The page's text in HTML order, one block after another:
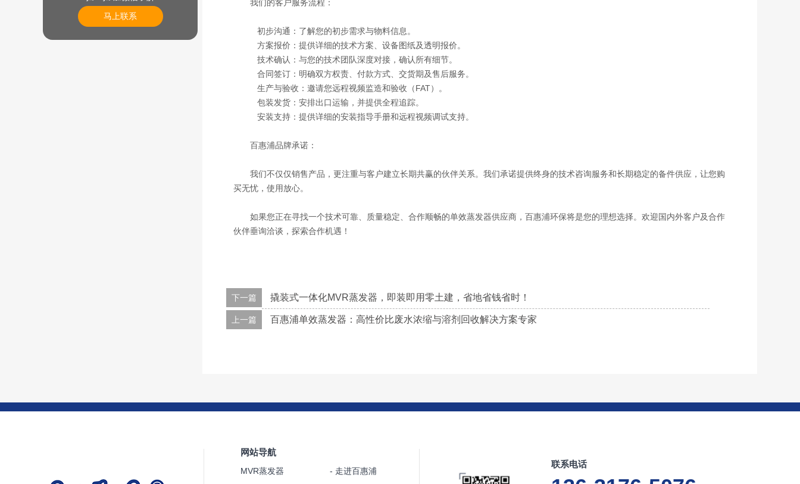
马上联系
我们的客户服务流程：
初步沟通：了解您的初步需求与物料信息。
方案报价：提供详细的技术方案、设备图纸及透明报价。
技术确认：与您的技术团队深度对接，确认所有细节。
合同签订：明确双方权责、付款方式、交货期及售后服务。
生产与验收：邀请您远程视频监造和验收（FAT）。
包装发货：安排出口运输，并提供全程追踪。
安装支持：提供详细的安装指导手册和远程视频调试支持。
百惠浦品牌承诺：
我们不仅仅销售产品，更注重与客户建立长期共赢的伙伴关系。我们承诺提供终身的技术咨询服务和长期稳定的备件供应，让您购
买无忧，使用放心。
如果您正在寻找一个技术可靠、质量稳定、合作顺畅的单效蒸发器供应商，百惠浦环保将是您的理想选择。欢迎国内外客户及合作
伙伴垂询洽谈，探索合作机遇！
下一篇 撬装式一体化MVR蒸发器，即装即用零土建，省地省钱省时！
上一篇 百惠浦单效蒸发器：高性价比废水浓缩与溶剂回收解决方案专家
网站导航
MVR蒸发器 - 走进百惠浦
联系电话